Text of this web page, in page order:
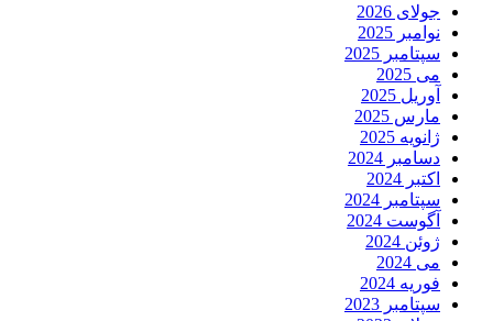
جولای 2026
نوامبر 2025
سپتامبر 2025
می 2025
آوریل 2025
مارس 2025
ژانویه 2025
دسامبر 2024
اکتبر 2024
سپتامبر 2024
آگوست 2024
ژوئن 2024
می 2024
فوریه 2024
سپتامبر 2023